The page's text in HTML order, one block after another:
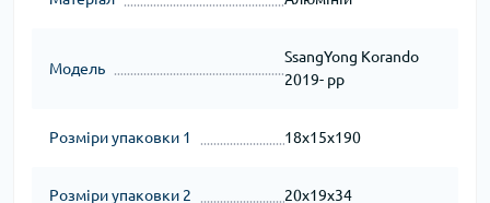
Модель
SsangYong Korando
2019- рр
Розміри упаковки 1 18x15x190
Розміри упаковки 2 20x19x34